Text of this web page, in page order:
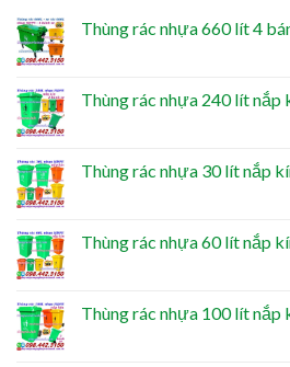
Thùng rác nhựa 660 lít 4
Thùng rác nhựa 240 lít nắp
Thùng rác nhựa 30 lít nắp
Thùng rác nhựa 60 lít nắp
Thùng rác nhựa 100 lít nắp